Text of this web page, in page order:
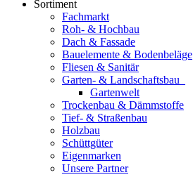
Sortiment
Fachmarkt
Roh- & Hochbau
Dach & Fassade
Bauelemente & Bodenbeläge
Fliesen & Sanitär
Garten- & Landschaftsbau
Gartenwelt
Trockenbau & Dämmstoffe
Tief- & Straßenbau
Holzbau
Schüttgüter
Eigenmarken
Unsere Partner